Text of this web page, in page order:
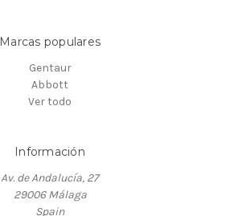
Marcas populares
Gentaur
Abbott
Ver todo
Información
Av. de Andalucía, 27
29006 Málaga
Spain